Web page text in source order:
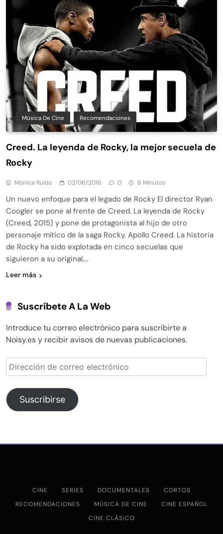
Música De Cine Recomendaciones
Creed. La leyenda de Rocky, la mejor secuela de
Rocky
Mónica Ruido 02/06/2016 0 6 Minutos
Un nuevo enfoque para el legado de Rocky El director Ryan
Coogler se pone al frente de Creed. La leyenda de Rocky
(Creed, 2015) y pone de protagonista al hijo de otro
personaje mítico de la saga Rocky, Apollo Creed. La historia
de Rocky ha sido explotada en cinco secuelas que
siguieron a su original,…
Leer más
Suscríbete A La Web
Introduce tu correo electrónico para suscribirte a
Noisy.es y recibir avisos de nuevas publicaciones.
Dirección
de
correo
electrónico
Suscribirse
CINE SERIES DOCUMENTALES
CORTOS
RECOMENDACIONES
MÚSICA DE CINE
CINE ESPAÑOL
CINE CLÁSICO